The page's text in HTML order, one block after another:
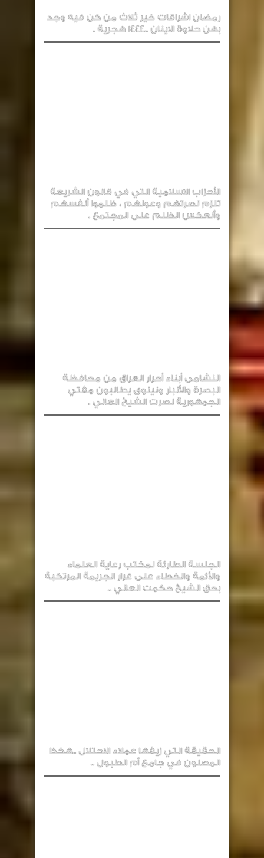
رمضان اشراقات خير ثلاث من كن فيه وجد
بهن حلاوة الاينان ..1444 هجرية .
الأحزاب الاسلامية التي في قانون الشريعة
تلزم نصرتهم وعونهم ، ظلموا أنفسهم
وأنعكس الظلم على المجتمع .
النشامى أبناء أحرار العراق من محافظة
البصرة والأنبار ونينوى يطالبون مفتي
الجمهورية نصرت الشيخ العاني .
الجلسة الطارئة لمكتب رعاية العلماء
والأئمة والخطاء على غرار الجريمة المرتكبة
بحق الشيخ حكمت العاني ..
الحقيقة التي زيفها عملاء الاحتلال ..هكذا
المصلون في جامع أم الطبول ..